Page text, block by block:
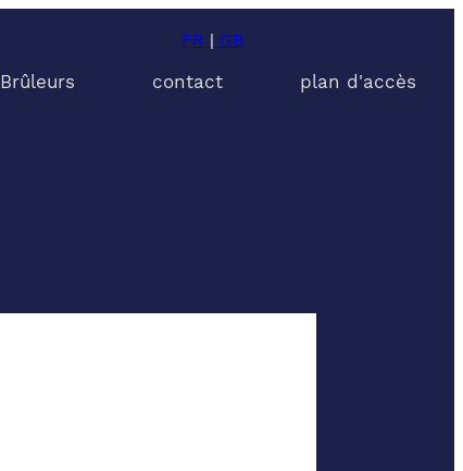
FR | GB
Brûleurs contact plan d'accès